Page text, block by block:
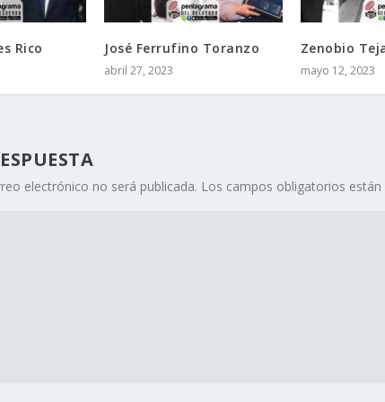
Rico José Ferrufino Toranzo
abril 27, 2023
Zenobio
mayo 12, 2023
electrónico no será publicada. Los campos obligatorios